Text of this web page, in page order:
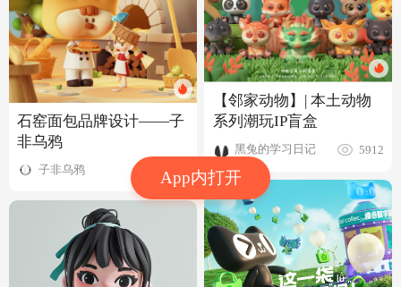
App内打开
石窑面包品牌设计——子
非乌鸦
子非乌鸦 2.0w
【邻家动物】| 本土动物
系列潮玩IP盲盒
黑兔的学习日记 5912